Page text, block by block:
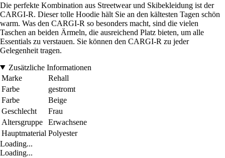
Die perfekte Kombination aus Streetwear und Skibekleidung ist der
CARGI-R. Dieser tolle Hoodie hält Sie an den kältesten Tagen schön
warm. Was den CARGI-R so besonders macht, sind die vielen
Taschen an beiden Ärmeln, die ausreichend Platz bieten, um alle
Essentials zu verstauen. Sie können den CARGI-R zu jeder
Gelegenheit tragen.
Zusätzliche Informationen
Marke
Rehall
Farbe
gestromt
Farbe
Beige
Geschlecht
Frau
Altersgruppe
Erwachsene
Hauptmaterial Polyester
Loading...
Loading...